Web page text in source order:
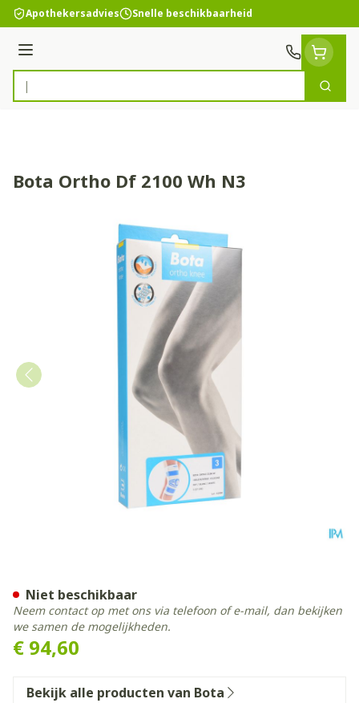
Ga naar de inhoud
Apothekersadvies Snelle beschikbaarheid
Menu
Product, merk, categorie...
Zoek
Bota Ortho Df 2100 Wh N3
€ 94,60
Niet beschikbaar
Neem contact op met ons via telefoon of e-mail, dan bekijken
we samen de mogelijkheden.
Bekijk alle producten van Bota